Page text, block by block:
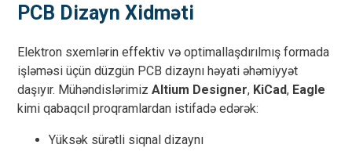
PCB Dizayn Xidməti
Elektron sxemlərin effektiv və optimallaşdırılmış formada
işləməsi üçün düzgün PCB dizaynı həyati əhəmiyyət
daşıyır. MühəndislərimizAltium Designer, KiCad, Eagle
kimi qabaqcıl proqramlardan istifadə edərək:
Yüksək sürətli siqnal dizaynı